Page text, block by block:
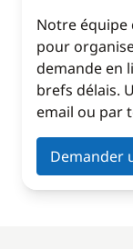
Notre équipe
pour
demande en
brefs délais.
email ou par
Demander